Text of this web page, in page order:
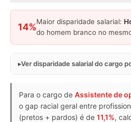
14%
Maior disparidade salarial:
do homem branco no
Ver disparidade salarial do cargo
Para o cargo de Assistente de
o gap racial geral entre
(pretos + pardos) é de 11,1%,